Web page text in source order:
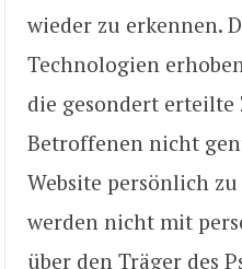
wieder zu erkennen.
Technologien
die gesondert erteilte
Betroffenen nicht
Website persönlich
werden nicht mit
über den Träger des